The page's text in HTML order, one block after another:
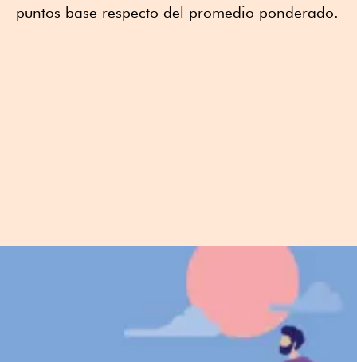
puntos base respecto del promedio ponderado.